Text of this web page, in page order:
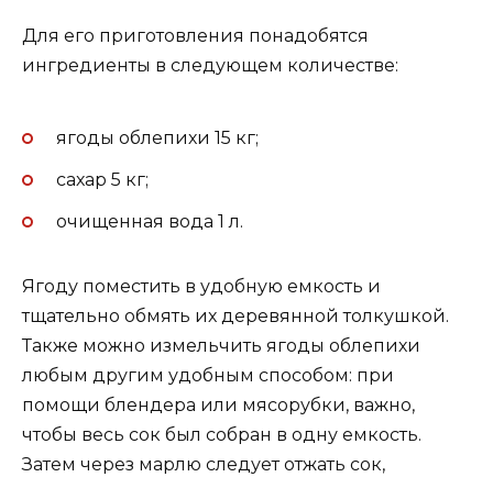
Для его приготовления понадобятся
ингредиенты в следующем количестве:
ягоды облепихи 15 кг;
сахар 5 кг;
очищенная вода 1 л.
Ягоду поместить в удобную емкость и
тщательно обмять их деревянной толкушкой.
Также можно измельчить ягоды облепихи
любым другим удобным способом: при
помощи блендера или мясорубки, важно,
чтобы весь сок был собран в одну емкость.
Затем через марлю следует отжать сок,